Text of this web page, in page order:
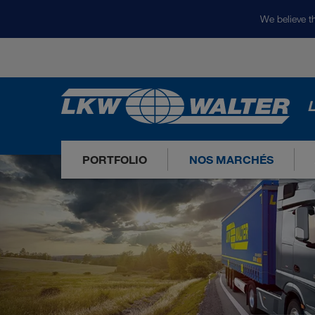
We believe
PORTFOLIO NOS MARCHÉS